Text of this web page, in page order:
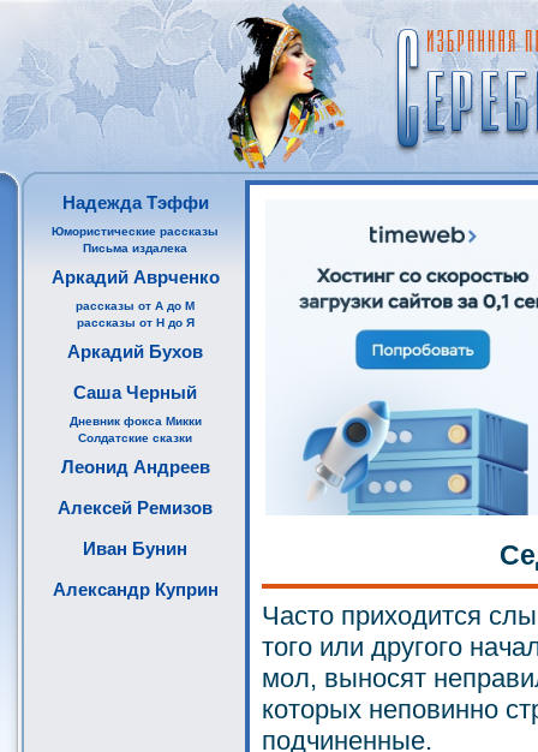
Надежда Тэффи
Юмористические рассказы
Письма издалека
Аркадий Аврченко
рассказы от А до М
рассказы от Н до Я
Аркадий Бухов
Саша Черный
Дневник фокса Микки
Солдатские сказки
Леонид Андреев
Алексей Ремизов
Иван Бунин
Александр Куприн
Часто приходится
того или другого
мол, выносят
которых неповинно
подчиненные.